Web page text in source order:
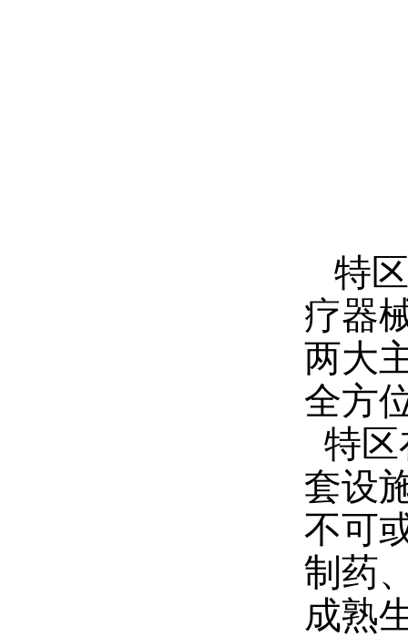
特
疗器
两大
全方
特
套设
不可
制药
成熟